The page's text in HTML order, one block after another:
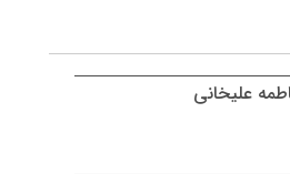
علیخانی